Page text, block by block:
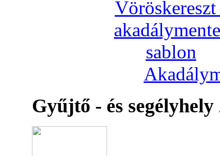
Gyűjtő - és segélyhely